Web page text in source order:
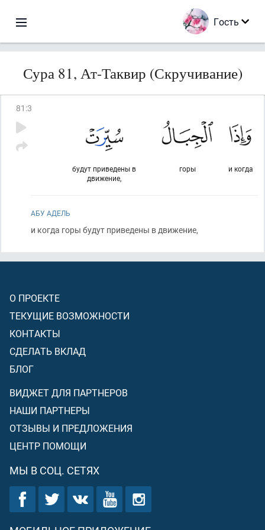
Гость
Сура 81, Ат-Таквир (Скручивание)
81 :3
и когда
горы
будут приведены в
движение,
АБУ АДЕЛЬ
и когда горы будут приведены в движение,
О ПРОЕКТЕ
ТЕКУЩИЕ ВОЗМОЖНОСТИ
КОНТАКТЫ
СДЕЛАТЬ ВКЛАД
БЛОГ
ВИДЖЕТ ДЛЯ ПАРТНЕРОВ
НАШИ ПАРТНЕРЫ
ОТЗЫВЫ И ПРЕДЛОЖЕНИЯ
ЦЕНТР ПОМОЩИ
МЫ В СОЦ. СЕТЯХ